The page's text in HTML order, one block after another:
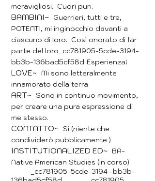
meravigliosi. Cuori puri.
BAMBINI~ Guerrieri, tutti e tre,
POTENTI, mi inginocchio davanti a
ciascuno di loro. Così onorato di far
parte del loro_cc781905-5cde-3194-
bb3b-136bad5cf58d Esperienza!
LOVE~ Mi sono letteralmente
innamorato della terra
ART~ Sono in continuo movimento,
per creare una pura espressione di
me stesso.
CONTATTO~ Sì (niente che
condividerò pubblicamente )
INSTITUTIONALIZED ED~ BA-
Native American Studies (in corso)
_cc781905-5cde-3194 -bb3b-